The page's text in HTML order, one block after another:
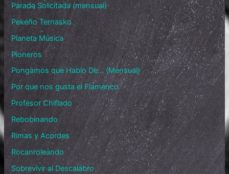
Parada Solicitada (mensual)
Pekeño Ternasko
Planeta Música
Pioneros
Pongamos que Hablo De… (Mensual)
Por que nos gusta el Flamenco
Profesor Chiflado
Rebobinando
Rimas y Acordes
Rocanroleando
Sobrevivir al Descalabro